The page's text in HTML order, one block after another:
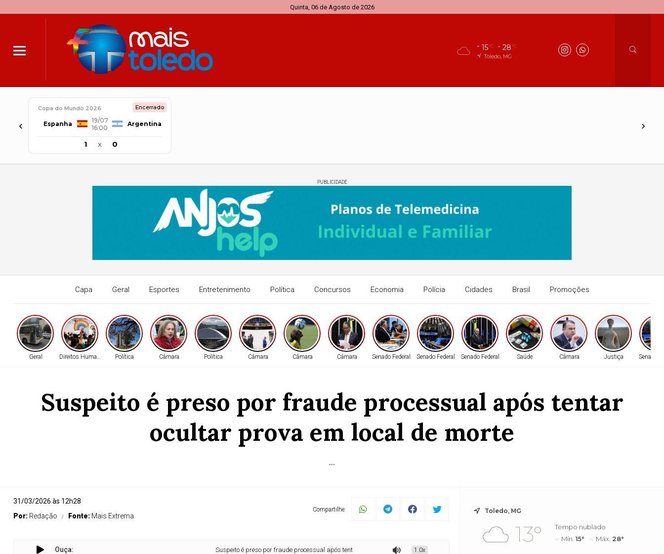
Quinta, 06 de Agosto de 2026
15°C 28°C
Toledo, MG
‹
Copa do Mundo 2026 Encerrado
Espanha
19/07
16:00
Argentina
1 x 0
›
PUBLICIDADE
Capa Geral Esportes Entretenimento Política Concursos Economia Polícia Cidades Brasil Promoções
Geral Direitos Humanos Política Câmara Política Câmara Câmara Câmara Senado Federal Senado Federal Senado Federal Saúde Câmara Justiça Senado
Suspeito é preso por fraude processual após tentar
ocultar prova em local de morte
...
31/03/2026 às 12h28
Por: Redação Fonte: Mais Extrema
Compartilhe:
Ouça: Suspeito é preso por fraude processual após tentar ocultar prova em local de morte1.0x
Toledo, MG
13°
Tempo nublado
Mín.15° Máx. 28°